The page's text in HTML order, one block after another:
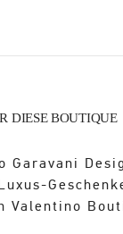
DIESE BOUTIQUE
Garavani
Valentino